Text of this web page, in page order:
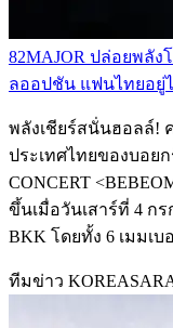
82MAJOR ปล่อยพลัง
ลออปชัน แฟนไทยอยู่
พลังเชียร์สนั่นฮอลล์!
ประเทศไทยของบอยก
CONCERT
ขึ้นเมื่อวันเสาร์ที่ 4 ก
BKK โดยทั้ง 6 เมมเบ
ทีมข่าว